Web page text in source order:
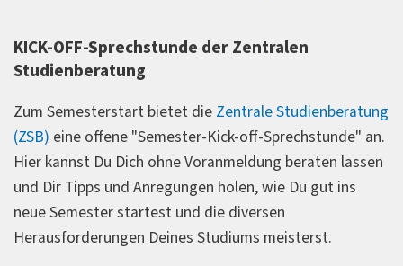
KICK-OFF-Sprechstunde der Zentralen
Studienberatung
Zum Semesterstart bietet die Zentrale Studienberatung
(ZSB) eine offene "Semester-Kick-off-Sprechstunde" an.
Hier kannst Du Dich ohne Voranmeldung beraten lassen
und Dir Tipps und Anregungen holen, wie Du gut ins
neue Semester startest und die diversen
Herausforderungen Deines Studiums meisterst.